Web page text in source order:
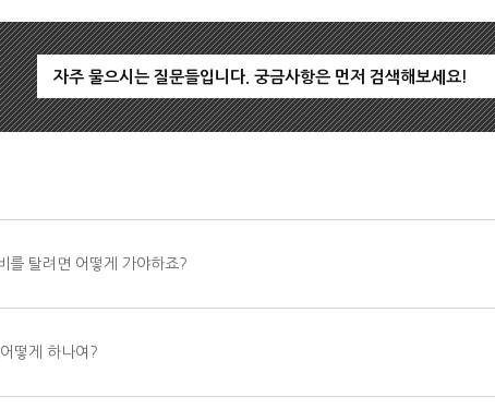
를 탈려면 어떻게 가야하죠?
떻게 하나여?